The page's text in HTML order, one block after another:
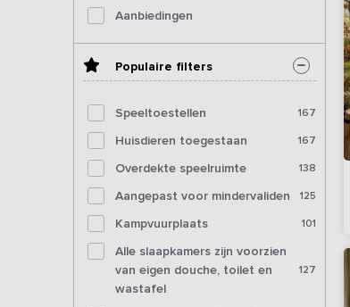
Aanbiedingen
Populaire filters
Speeltoestellen 167
Huisdieren toegestaan 167
Overdekte speelruimte 138
Aangepast voor mindervaliden 125
Kampvuurplaats 101
Alle slaapkamers zijn voorzien
van eigen douche, toilet en
wastafel
127